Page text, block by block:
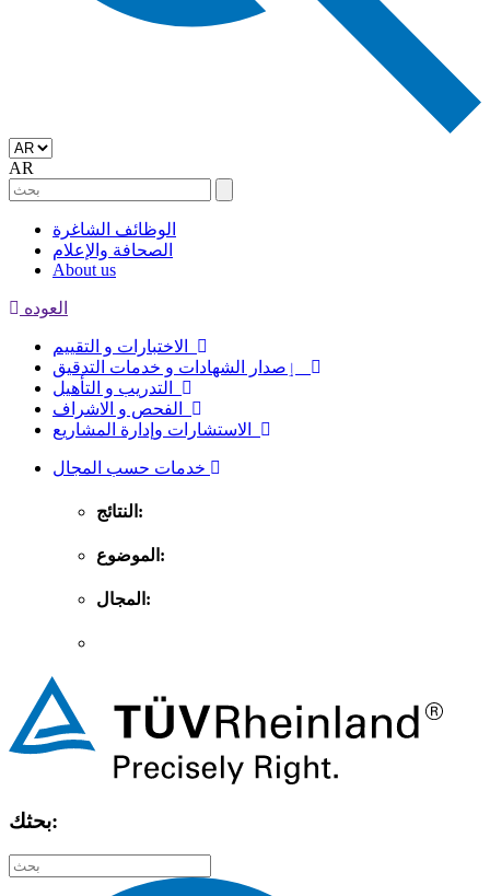
AR
الوظائف الشاغرة
الصحافة والإعلام
About us
العوده
النتائج:
الموضوع:
المجال:
بحثك: